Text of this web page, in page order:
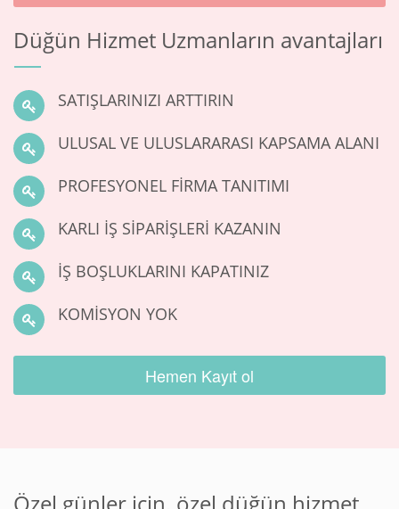
Düğün Hizmet Uzmanların avantajları
SATIŞLARINIZI ARTTIRIN
ULUSAL VE ULUSLARARASI KAPSAMA ALANI
PROFESYONEL FIRMA TANITIMI
KARLI IŞ SIPARIŞLERI KAZANIN
İŞ BOŞLUKLARINI KAPATINIZ
KOMISYON YOK
Hemen Kayıt ol